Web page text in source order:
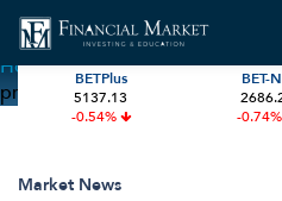
Home»AROBS raportează
profit net de 43,6 mil de lei în
PIATA DE CAPITAL
Investiții
BETPlus
5137.13
-0.54%
BET-
-0.74%
Market News